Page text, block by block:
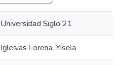
Universidad Siglo 21
Iglesias Lorena, Yisela